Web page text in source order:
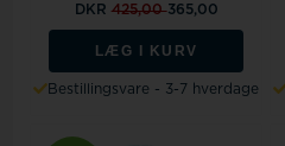
DKR 425,00365,00
LÆG I KURV
Bestillingsvare - 3-7 hverdage